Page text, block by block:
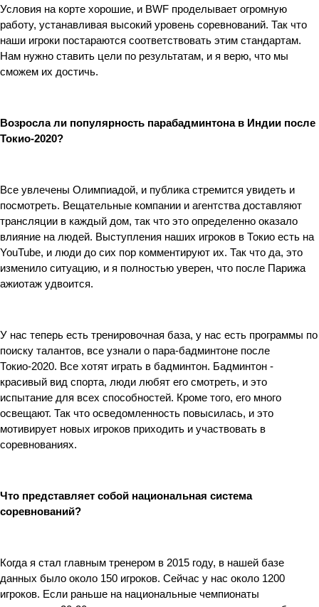
Условия на корте хорошие, и BWF проделывает огромную
работу, устанавливая высокий уровень соревнований. Так что
наши игроки постараются соответствовать этим стандартам.
Нам нужно ставить цели по результатам, и я верю, что мы
сможем их достичь.
Возросла ли популярность парабадминтона в Индии после
Токио-2020?
Все увлечены Олимпиадой, и публика стремится увидеть и
посмотреть. Вещательные компании и агентства доставляют
трансляции в каждый дом, так что это определенно оказало
влияние на людей. Выступления наших игроков в Токио есть на
YouTube, и люди до сих пор комментируют их. Так что да, это
изменило ситуацию, и я полностью уверен, что после Парижа
ажиотаж удвоится.
У нас теперь есть тренировочная база, у нас есть программы по
поиску талантов, все узнали о пара-бадминтоне после
Токио-2020. Все хотят играть в бадминтон. Бадминтон -
красивый вид спорта, люди любят его смотреть, и это
испытание для всех способностей. Кроме того, его много
освещают. Так что осведомленность повысилась, и это
мотивирует новых игроков приходить и участвовать в
соревнованиях.
Что представляет собой национальная система
соревнований?
Когда я стал главным тренером в 2015 году, в нашей базе
данных было около 150 игроков. Сейчас у нас около 1200
игроков. Если раньше на национальные чемпионаты